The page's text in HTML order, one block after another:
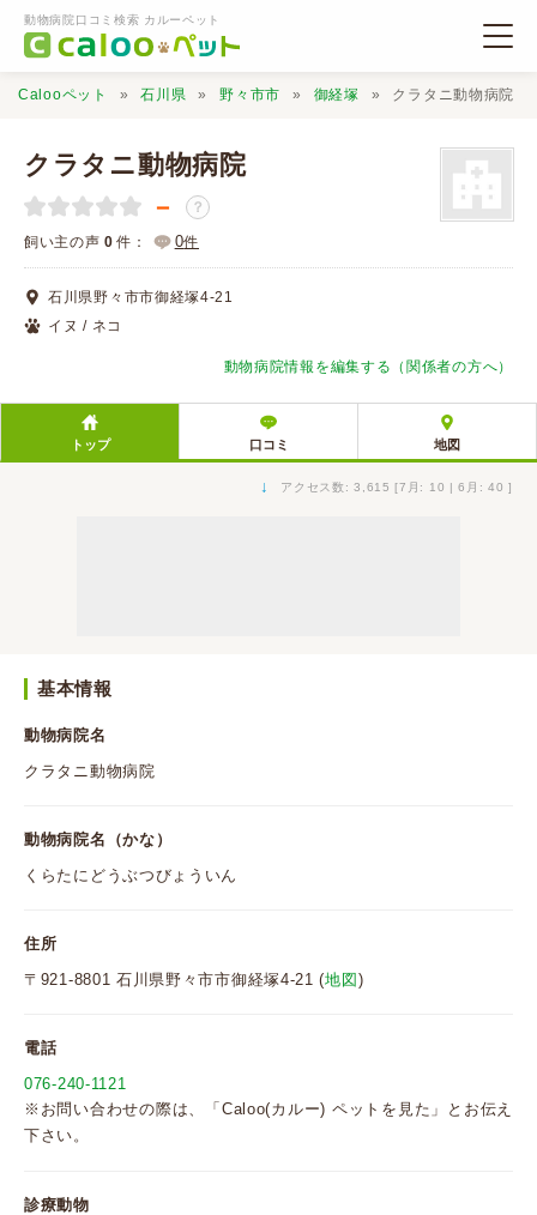
動物病院口コミ検索 カルーペット
動物病院検索
口コミ検索
口コミ投稿
Calooペット 石川県 野々市市 御経塚 クラタニ動物病院
クラタニ動物病院
－ ？
飼い主の声 0 件： 0件
石川県野々市市御経塚4-21
イヌ / ネコ
動物病院情報を編集する（関係者の方へ）
トップ 口コミ 地図
↓ アクセス数: 3,615 [7月: 10 | 6月: 40 ]
基本情報
動物病院名
クラタニ動物病院
動物病院名（かな）
くらたにどうぶつびょういん
住所
〒921-8801 石川県野々市市御経塚4-21 (地図 )
電話
076-240-1121
※お問い合わせの際は、「Caloo(カルー) ペットを見た」とお伝え
下さい。
診療動物